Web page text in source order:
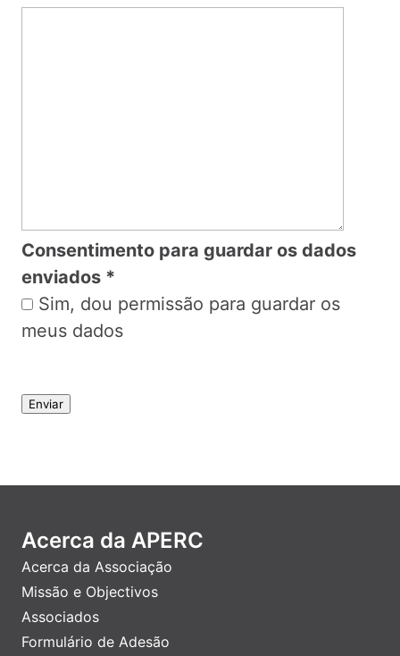
Consentimento para guardar os dados
enviados *
Sim, dou permissão para guardar os
meus dados
Acerca da APERC
Acerca da Associação
Missão e Objectivos
Associados
Formulário de Adesão